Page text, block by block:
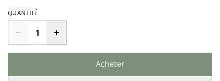
QUANTITÉ
Acheter